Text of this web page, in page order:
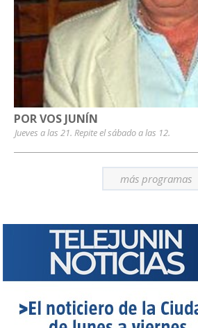
POR VOS JUNÍN
Jueves a las 21. Repite el sábado a las 12.
más programas